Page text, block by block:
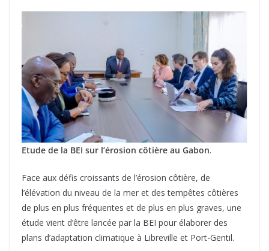
Etude de la BEI sur l’érosion côtière au Gabon.
Face aux défis croissants de l’érosion côtière, de
l’élévation du niveau de la mer et des tempêtes côtières
de plus en plus fréquentes et de plus en plus graves, une
étude vient d’être lancée par la BEI pour élaborer des
plans d’adaptation climatique à Libreville et Port-Gentil.